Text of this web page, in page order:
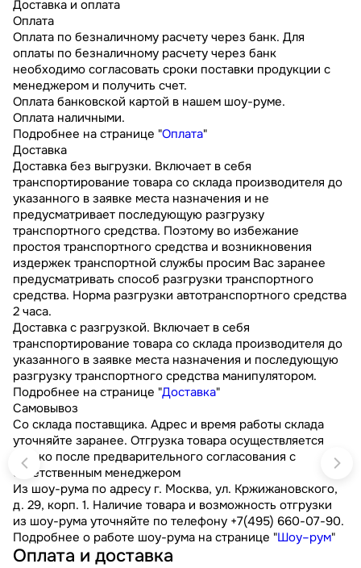
Доставка и оплата
Оплата
Оплата по безналичному расчету через банк. Для
оплаты по безналичному расчету через банк
необходимо согласовать сроки поставки продукции с
менеджером и получить счет.
Оплата банковской картой в нашем шоу-руме.
Оплата наличными.
Подробнее на странице "Оплата"
Доставка
Доставка без выгрузки. Включает в себя
транспортирование товара со склада производителя до
указанного в заявке места назначения и не
предусматривает последующую разгрузку
транспортного средства. Поэтому во избежание
простоя транспортного средства и возникновения
издержек транспортной службы просим Вас заранее
предусматривать способ разгрузки транспортного
средства. Норма разгрузки автотранспортного средства
2 часа.
Доставка с разгрузкой. Включает в себя
транспортирование товара со склада производителя до
указанного в заявке места назначения и последующую
разгрузку транспортного средства манипулятором.
Подробнее на странице "Доставка"
Самовывоз
Со склада поставщика. Адрес и время работы склада
уточняйте заранее. Отгрузка товара осуществляется
только после предварительного согласования с
ответственным менеджером
Из шоу-рума по адресу г. Москва, ул. Кржижановского,
д. 29, корп. 1. Наличие товара и возможность отгрузки
из шоу-рума уточняйте по телефону +7(495) 660-07-90.
Подробнее о работе шоу-рума на странице "Шоу–рум"
Оплата и доставка